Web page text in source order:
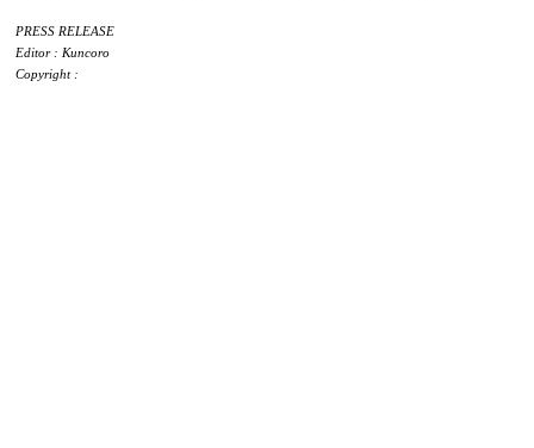
PRESS RELEASE
Editor : Kuncoro
Copyright :